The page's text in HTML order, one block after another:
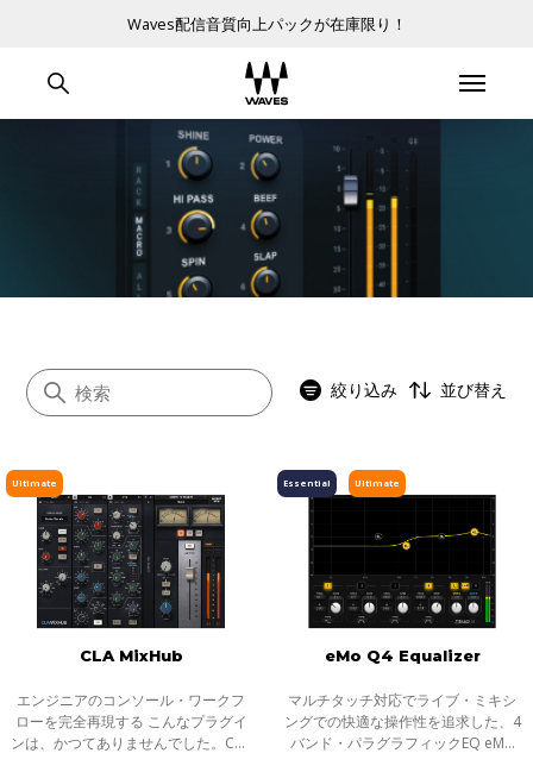
Waves配信音質向上パックが在庫限り！
すべて
イコライザー
ダイナミクス
ボーカル
マスタリング
サチュレーション／ディストーション
モジュレーション
絞り込み 並び替え
Ultimate
CLA MixHub
エンジニアのコンソール・ワークフ
ローを完全再現する こんなプラグイ
ンは、かつてありませんでした。CLA
Ultimate
Essential
eMo Q4 Equalizer
マルチタッチ対応でライブ・ミキシ
ングでの快適な操作性を追求した、4
バンド・パラグラフィックEQ eMo